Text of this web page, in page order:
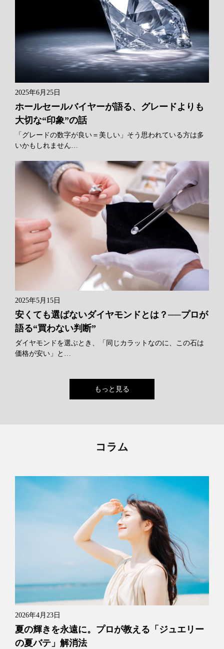
2025年6月25日
ホールセールバイヤーが語る、グレードよりも
大切な“印象”の話
「グレードの数字が良い＝美しい」そう思われている方は多
いかもしれません…
2025年5月15日
安くても選ばないダイヤモンドとは？──プロが
語る“買わない判断”
ダイヤモンドを選ぶとき、「同じカラットなのに、この石は
価格が安い」と…
もっと見る
コラム
2026年4月23日
夏の輝きを永遠に。プロが教える「ジュエリー
の夏バテ」解消法